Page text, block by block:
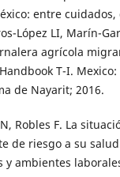
entre
López LI, Marín-
agrícola
T-I.
de Nayarit; 2016.
Robles F. La
de riesgo a su
y ambientes